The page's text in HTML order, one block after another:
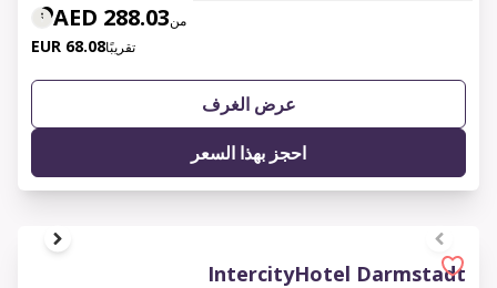
من288.03 AED
تقريبًا68.08 EUR
عرض الغرف
احجز بهذا السعر
1 of 6
IntercityHotel Darmstadt